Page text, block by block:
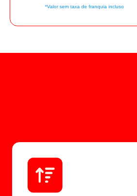
*Valor sem taxa de franquia incluso